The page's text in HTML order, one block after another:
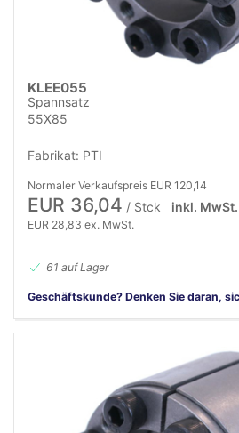
KLEE055
Spannsatz
55X85
Fabrikat: PTI
Normaler Verkaufspreis EUR 120,14
EUR 36,04 / Stck inkl. MwSt.
EUR 28,83 ex. MwSt.
61 auf Lager
Geschäftskunde? Denken Sie daran,